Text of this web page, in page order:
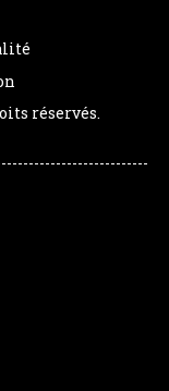
réservés.